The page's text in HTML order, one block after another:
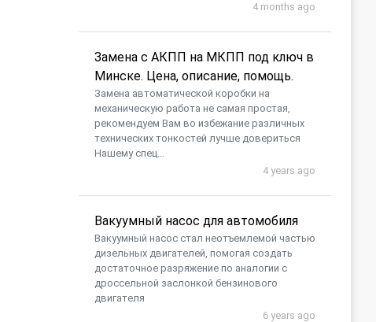
4 months ago
Замена с АКПП на МКПП под ключ в
Минске. Цена, описание, помощь.
Замена автоматической коробки на
механическую работа не самая простая,
рекомендуем Вам во избежание различных
технических тонкостей лучше довериться
Нашему спец...
4 years ago
Вакуумный насос для автомобиля
​Вакуумный насос стал неотъемлемой частью
дизельных двигателей, помогая создать
достаточное разряжение по аналогии с
дроссельной заслонкой бензинового
двигателя
6 years ago